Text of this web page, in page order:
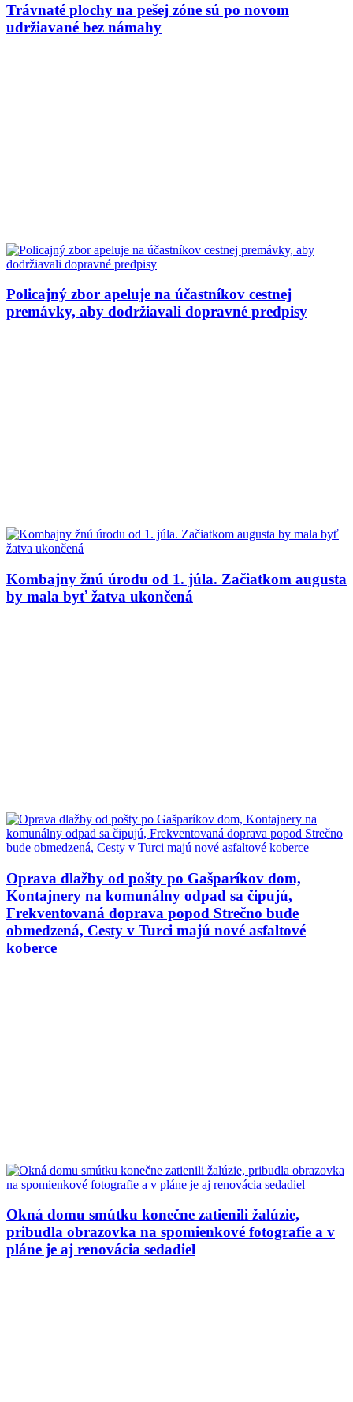
Trávnaté plochy na pešej zóne sú po novom
udržiavané bez námahy
Policajný zbor apeluje na účastníkov cestnej
premávky, aby dodržiavali dopravné predpisy
Kombajny žnú úrodu od 1. júla. Začiatkom augusta
by mala byť žatva ukončená
Oprava dlažby od pošty po Gašparíkov dom,
Kontajnery na komunálny odpad sa čipujú,
Frekventovaná doprava popod Strečno bude
obmedzená, Cesty v Turci majú nové asfaltové
koberce
Okná domu smútku konečne zatienili žalúzie,
pribudla obrazovka na spomienkové fotografie a v
pláne je aj renovácia sedadiel